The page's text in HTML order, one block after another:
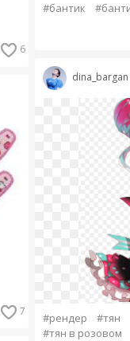
6
7
#бантик
dina_bargan
#рендер #тян
#тян в розовом